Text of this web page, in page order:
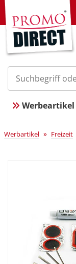
Werbeartikel
Werbartikel » Freizeit